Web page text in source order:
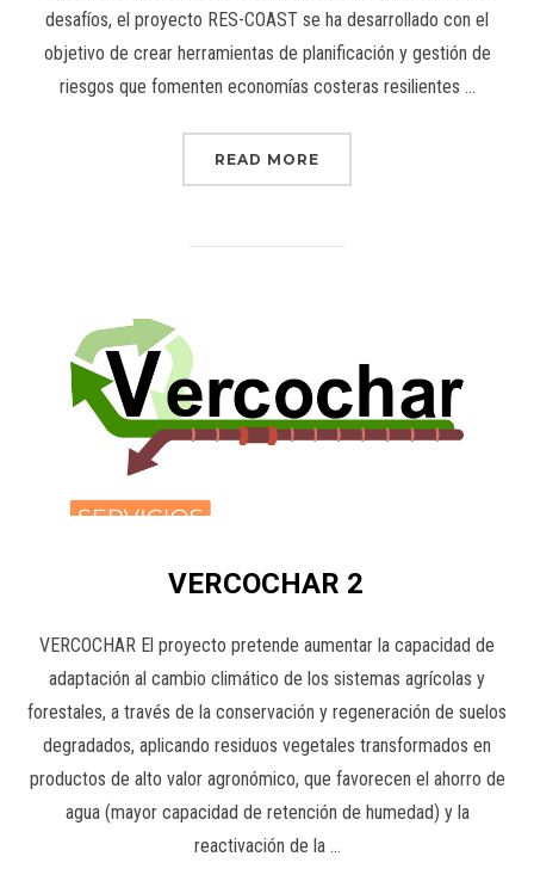
desafíos, el proyecto RES-COAST se ha desarrollado con el
objetivo de crear herramientas de planificación y gestión de
riesgos que fomenten economías costeras resilientes …
READ MORE
VERCOCHAR 2
VERCOCHAR El proyecto pretende aumentar la capacidad de
adaptación al cambio climático de los sistemas agrícolas y
forestales, a través de la conservación y regeneración de suelos
degradados, aplicando residuos vegetales transformados en
productos de alto valor agronómico, que favorecen el ahorro de
agua (mayor capacidad de retención de humedad) y la
reactivación de la …